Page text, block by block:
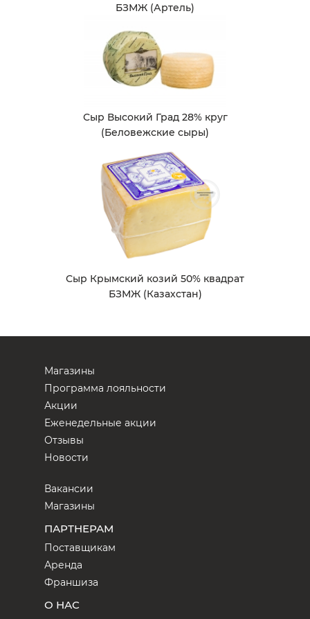
БЗМЖ (Артель)
Сыр Высокий Град 28% круг
(Беловежские сыры)
Сыр Крымский козий 50% квадрат
БЗМЖ (Казахстан)
Магазины
Программа лояльности
Акции
Еженедельные акции
Отзывы
Новости
Вакансии
Магазины
ПАРТНЕРАМ
Поставщикам
Аренда
Франшиза
О НАС